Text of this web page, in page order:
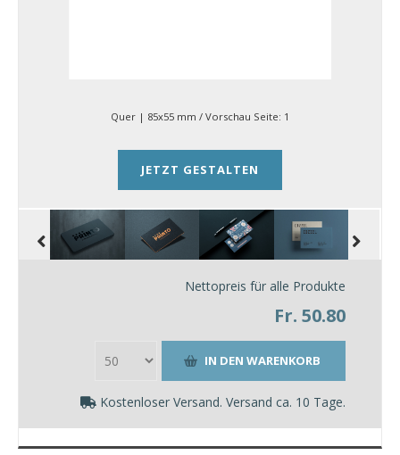
Quer | 85x55 mm / Vorschau Seite: 1
JETZT GESTALTEN
Nettopreis für alle Produkte
Fr. 50.80
Kostenloser Versand. Versand ca. 10 Tage.